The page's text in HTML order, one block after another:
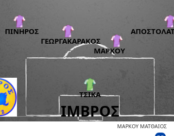
ΜΑΡΚΟΥ ΜΑΤΘΑΙΟΣ